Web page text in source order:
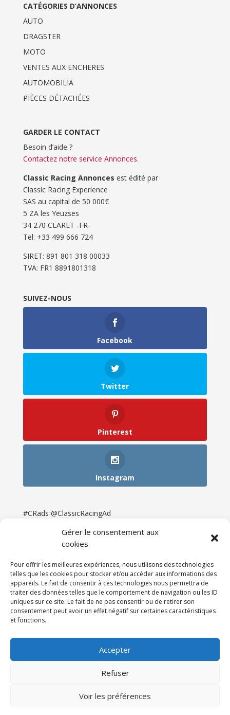
Gérer le consentement aux
cookies
Pour offrir les meilleures expériences, nous utilisons des technologies
telles que les cookies pour stocker et/ou accéder aux informations des
appareils. Le fait de consentir à ces technologies nous permettra de
traiter des données telles que le comportement de navigation ou les ID
uniques sur ce site. Le fait de ne pas consentir ou de retirer son
consentement peut avoir un effet négatif sur certaines caractéristiques
et fonctions.
Accepter
Refuser
Voir les préférences
CATÉGORIES D’ANNONCES
AUTO
DRAGSTER
MOTO
VENTES AUX ENCHERES
AUTOMOBILIA
PIÈCES DÉTACHÉES
GARDER LE CONTACT
Besoin d’aide ?
Contactez notre service Annonces.
Classic Racing Annonces est édité par
Classic Racing Experience
SAS au capital de 50 000€
5 ZA les Yeuzses
34 270 CLARET -FR-
Tel: ‭+33 499 666 724‬
SIRET: 891 801 318 00033
TVA: FR1 8891801318
SUIVEZ-NOUS
Facebook
Twitter
Pinterest
Instagram
#CRads @ClassicRacingAd
Newsletter & Presse
Partenaires
Tarifs
Espace Client
121DigitalGroup |